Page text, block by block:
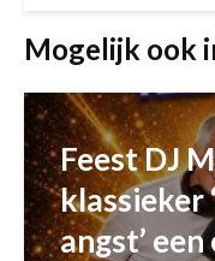
Mogelijk ook
Feest DJ
klassieker
angst’